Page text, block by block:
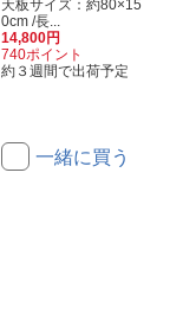
天板サイズ：約80×15
0cm /長...
14,800円
740ポイント
約３週間で出荷予定
一緒に買う